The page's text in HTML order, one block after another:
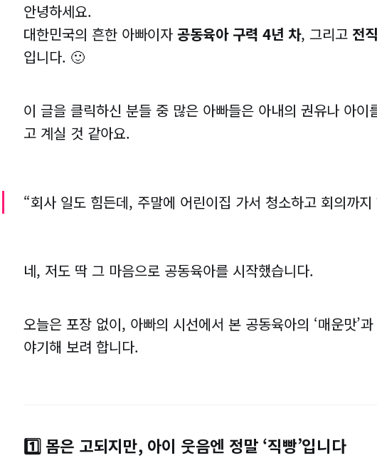
안녕하세요.
대한민국의 흔한 아빠이자 공동육아 구력 4년 차, 그리고 전
입니다. 🙂
이 글을 클릭하신 분들 중 많은 아빠들은 아내의 권유나 아이
고 계실 것 같아요.
“회사 일도 힘든데, 주말에 어린이집 가서 청소하고 회의까
네, 저도 딱 그 마음으로 공동육아를 시작했습니다.
오늘은 포장 없이, 아빠의 시선에서 본 공동육아의 ‘매운맛’
야기해 보려 합니다.
1️⃣ 몸은 고되지만, 아이 웃음엔 정말 ‘직빵’입니다